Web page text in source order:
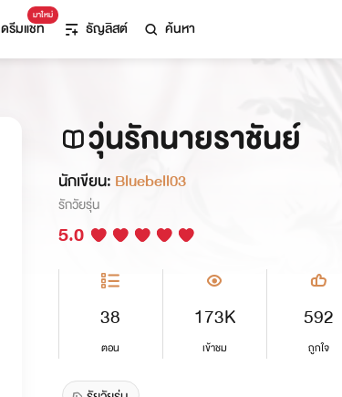
มาใหม่
ดรีมแชท ธัญลิสต์ ค้นหา
วุ่นรักนายราชันย์
นักเขียน: Bluebell03
รักวัยรุ่น
5.0
38
ตอน
173K
เข้าชม
592
ถูกใจ